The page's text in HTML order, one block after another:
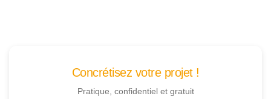
Concrétisez votre projet !
Pratique, confidentiel et gratuit